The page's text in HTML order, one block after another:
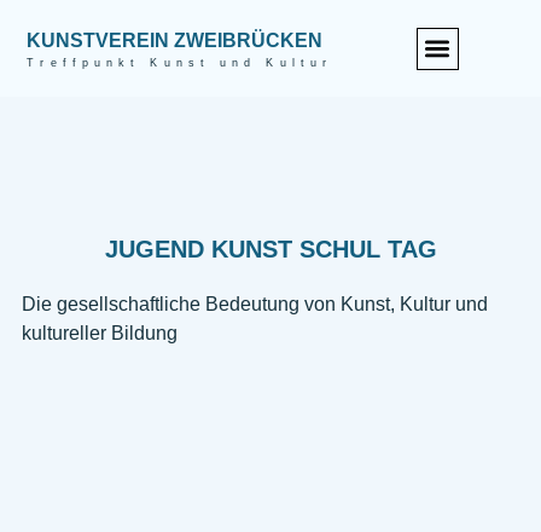
KUNSTVEREIN ZWEIBRÜCKEN
Treffpunkt Kunst und Kultur
JUGEND KUNST SCHUL TAG
Die gesellschaftliche Bedeutung von Kunst, Kultur und
kultureller Bildung